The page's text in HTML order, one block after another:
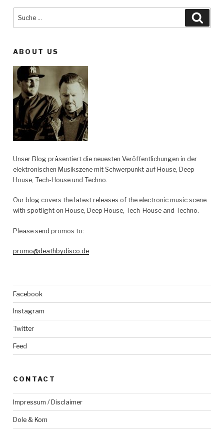
ABOUT US
Unser Blog präsentiert die neuesten Veröffentlichungen in der
elektronischen Musikszene mit Schwerpunkt auf House, Deep
House, Tech-House und Techno.
Our blog covers the latest releases of the electronic music scene
with spotlight on House, Deep House, Tech-House and Techno.
Please send promos to:
promo@deathbydisco.de
Facebook
Instagram
Twitter
Feed
CONTACT
Impressum / Disclaimer
Dole & Kom